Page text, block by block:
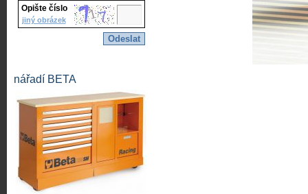
Opište číslo
jiný obrázek
nářadí BETA